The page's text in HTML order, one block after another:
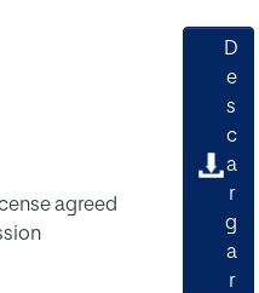
agreed
D
e
s
c
a
r
g
a
r